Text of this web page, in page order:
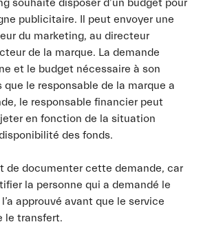
souhaite disposer d’un budget pour
publicitaire. Il peut envoyer une
du marketing, au directeur
de la marque. La demande
et le budget nécessaire à son
le responsable de la marque a
le responsable financier peut
en fonction de la situation
des fonds.
de documenter cette demande, car
la personne qui a demandé le
approuvé avant que le service
le transfert.